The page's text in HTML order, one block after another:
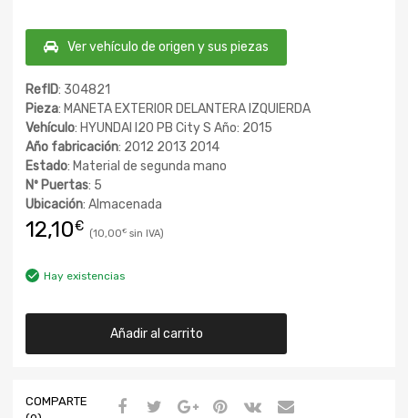
Ver vehículo de origen y sus piezas
RefID: 304821
Pieza: MANETA EXTERIOR DELANTERA IZQUIERDA
Vehículo: HYUNDAI I20 PB City S Año: 2015
Año fabricación: 2012 2013 2014
Estado: Material de segunda mano
Nº Puertas: 5
Ubicación: Almacenada
12,10€ 10,00€
Hay existencias
Añadir al carrito
COMPARTE